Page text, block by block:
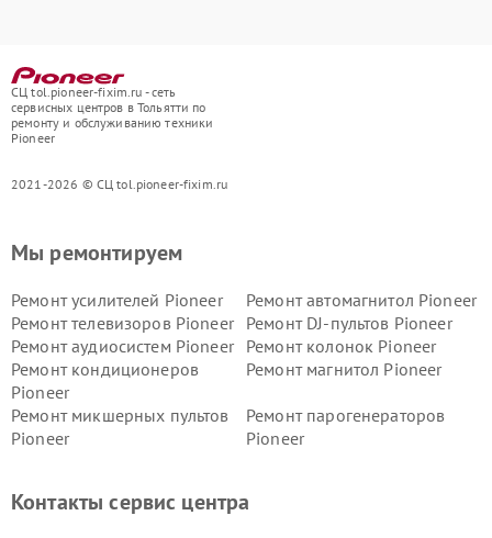
СЦ tol.pioneer-fixim.ru - сеть
сервисных центров в Тольятти по
ремонту и обслуживанию техники
Pioneer
2021-2026 © СЦ tol.pioneer-fixim.ru
Мы ремонтируем
Ремонт усилителей Pioneer
Ремонт автомагнитол Pioneer
Ремонт телевизоров Pioneer
Ремонт DJ-пультов Pioneer
Ремонт аудиосистем Pioneer
Ремонт колонок Pioneer
Ремонт кондиционеров
Pioneer
Ремонт магнитол Pioneer
Ремонт микшерных пультов
Pioneer
Ремонт парогенераторов
Pioneer
Контакты сервис центра